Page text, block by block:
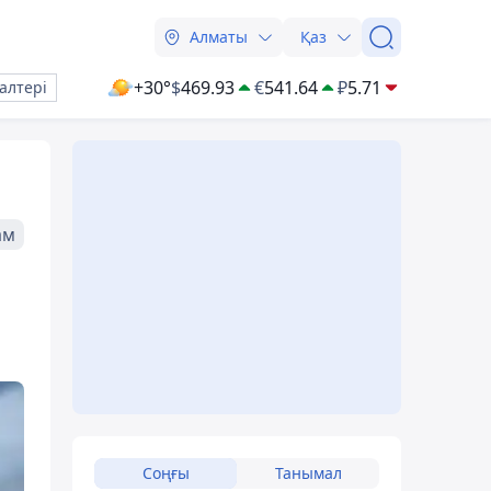
Алматы Қаз
+30°$469.93 €541.64 ₽5.71
Соңғы Танымал